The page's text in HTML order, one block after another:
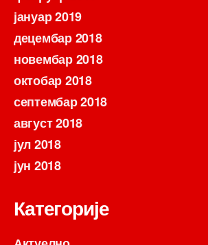
јануар 2019
децембар 2018
новембар 2018
октобар 2018
септембар 2018
август 2018
јул 2018
јун 2018
Категорије